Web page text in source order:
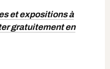
et expositions à
gratuitement en